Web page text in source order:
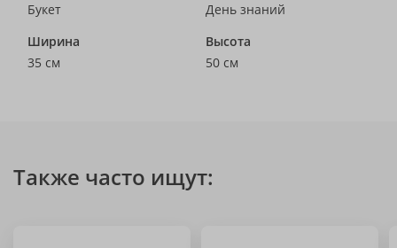
Букет
День знаний
Ширина
35 см
Высота
50 см
Также часто ищут: